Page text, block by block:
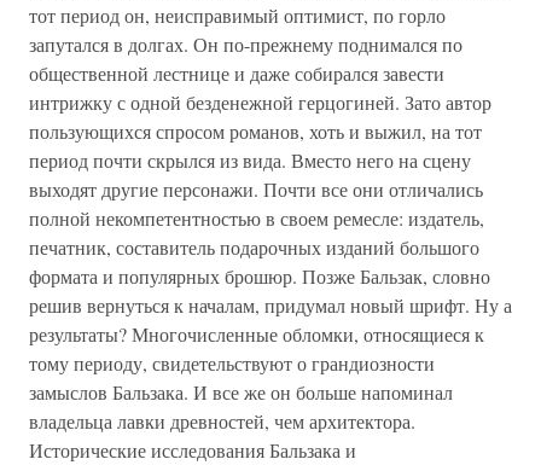
тот период он, неисправимый оптимист, по горло
запутался в долгах. Он по-прежнему поднимался по
общественной лестнице и даже собирался завести
интрижку с одной безденежной герцогиней. Зато автор
пользующихся спросом романов, хоть и выжил, на тот
период почти скрылся из вида. Вместо него на сцену
выходят другие персонажи. Почти все они отличались
полной некомпетентностью в своем ремесле: издатель,
печатник, составитель подарочных изданий большого
формата и популярных брошюр. Позже Бальзак, словно
решив вернуться к началам, придумал новый шрифт. Ну а
результаты? Многочисленные обломки, относящиеся к
тому периоду, свидетельствуют о грандиозности
замыслов Бальзака. И все же он больше напоминал
владельца лавки древностей, чем архитектора.
Исторические исследования Бальзака и